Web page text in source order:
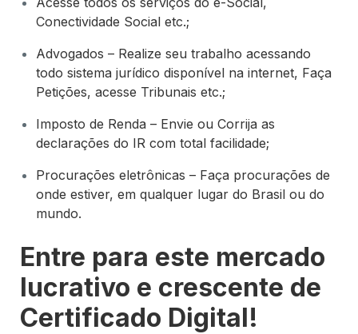
Conectividade Social etc.;
Advogados – Realize seu trabalho acessando
todo sistema jurídico disponível na internet, Faça
Petições, acesse Tribunais etc.;
Imposto de Renda – Envie ou Corrija as
declarações do IR com total facilidade;
Procurações eletrônicas – Faça procurações de
onde estiver, em qualquer lugar do Brasil ou do
mundo.
Entre para este mercado
lucrativo e crescente de
Certificado Digital!